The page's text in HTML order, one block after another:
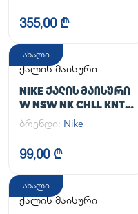
355,00 ₾
ახალი
ქალის მაისური
NIKE ᲥᲐᲚᲘᲡ ᲛᲐᲘᲡᲣᲠᲘ
W NSW NK CHLL KNT
MD CRP
ბრენდი: Nike
99,00 ₾
ახალი
ქალის მაისური